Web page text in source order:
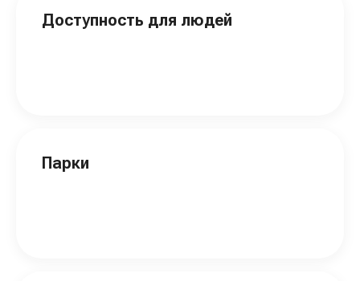
Доступность для людей
Парки